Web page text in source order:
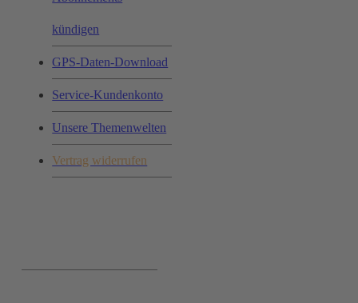
kündigen
GPS-Daten-Download
Service-Kundenkonto
Unsere Themenwelten
Vertrag widerrufen